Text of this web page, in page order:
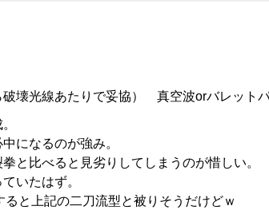
壊光線あたりで妥協） 真空波orバレット
になるのが強み。
と比べると見劣りしてしまうのが惜しい。
いたはず。
と上記の二刀流型と被りそうだけどｗ